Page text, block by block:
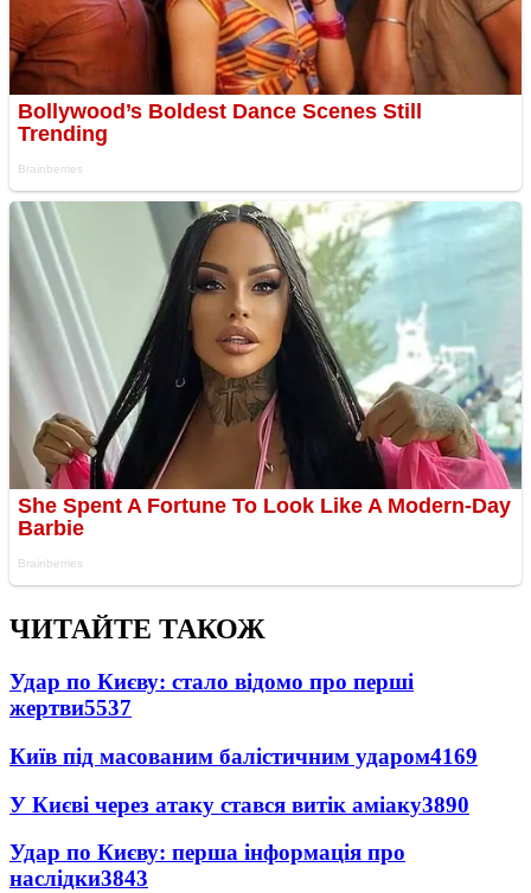
ЧИТАЙТЕ ТАКОЖ
Удар по Києву: стало відомо про перші
жертви5537
Київ під масованим балістичним ударом4169
У Києві через атаку стався витік аміаку3890
Удар по Києву: перша інформація про
наслідки3843